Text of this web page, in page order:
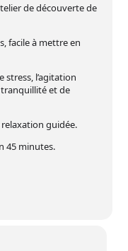
de découverte de
facile à mettre en
stress, l’agitation
et de
guidée.
45 minutes.